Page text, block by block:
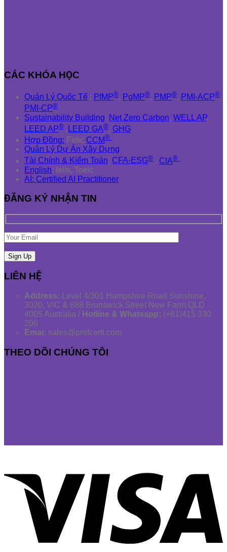
CÁC KHÓA HỌC
Quản Lý Quốc Tế : PfMP®, PgMP®, PMP®, PMI-ACP®,
PMI-CP®
Sustainability Building: Net Zero Carbon, WELL AP,
LEED AP® , LEED GA®, GHG
Hợp Đồng: Fidic CCM®
Quản Lý Dự Án Xây Dựng
Tài Chính & Kiểm Toán: CFA-ESG® , CIA®
English: Ielts, Toeic
AI: Certified AI Practitioner
ĐĂNG KÝ NHẬN TIN
LIÊN HỆ
Address: Level 4/301 Hampshire Road Sunshine,
3020, VIC & 888 Brunswick Street New Farm QLD
4005 Australia / Hotline & Whatsapp: (+61)415 330
206
Emai: sales@profcerti.com
THEO DÕI CHÚNG TÔI